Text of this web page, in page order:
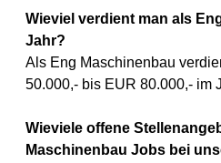
Wieviel verdient man als
Jahr?
Als Eng Maschinenbau
50.000,- bis EUR 80.000,- im
Wieviele offene
Maschinenbau Jobs bei